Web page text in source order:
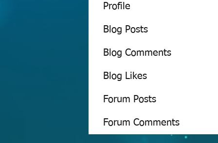
Profile
Blog Posts
Blog Comments
Blog Likes
Forum Posts
Forum Comments